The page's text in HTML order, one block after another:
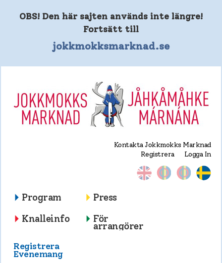
OBS! Den här sajten används inte längre!
Fortsätt till
jokkmokksmarknad.se
Kontakta Jokkmokks Marknad
Registrera
Logga In
Program
Press
Knalleinfo
För
arrangörer
Registrera
Evenemang